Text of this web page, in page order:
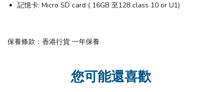
記憶卡: Micro SD card ( 16GB 至128 class 10 or U1)
保養條款：香港行貨 一年保養
您可能還喜歡